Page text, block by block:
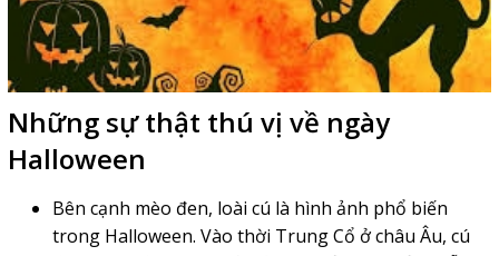
Những sự thật thú vị về ngày
Halloween
Bên cạnh mèo đen, loài cú là hình ảnh phổ biến
trong Halloween. Vào thời Trung Cổ ở châu Âu, cú